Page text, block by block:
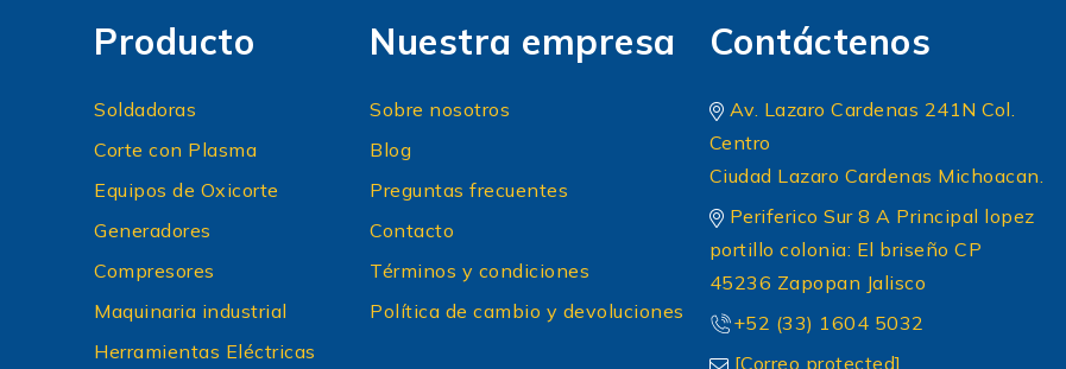
Producto
Soldadoras
Corte con Plasma
Equipos de Oxicorte
Generadores
Compresores
Maquinaria industrial
Herramientas Eléctricas
Nuestra empresa
Sobre nosotros
Blog
Preguntas frecuentes
Contacto
Términos y condiciones
Política de cambio y devoluciones
Contáctenos
Av. Lazaro Cardenas 241N Col.
Centro
Ciudad Lazaro Cardenas Michoacan.
Periferico Sur 8 A Principal lopez
portillo colonia: El briseño CP
45236 Zapopan Jalisco
+52 (33) 1604 5032
[Correo protected]